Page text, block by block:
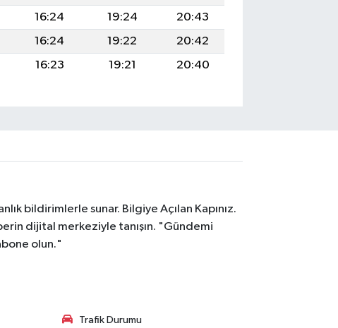
16:24 19:24
20:43
16:24 19:22
20:42
16:23 19:21 20:40
bildirimlerle sunar. Bilgiye Açılan Kapınız.
dijital merkeziyle tanışın. "Gündemi
olun."
Trafik Durumu